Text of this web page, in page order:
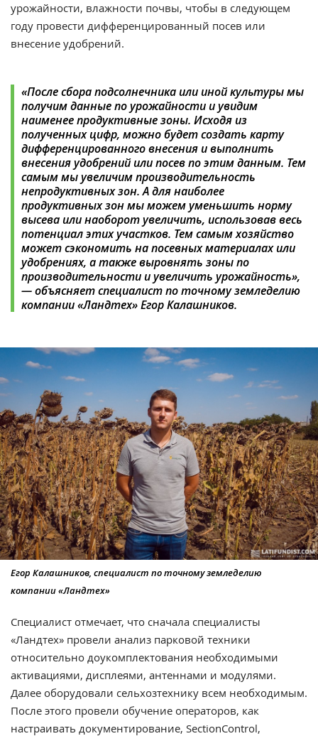
урожайности, влажности почвы, чтобы в следующем
году провести дифференцированный посев или
внесение удобрений.
«После сбора подсолнечника или иной культуры мы
получим данные по урожайности и увидим
наименее продуктивные зоны. Исходя из
полученных цифр, можно будет создать карту
дифференцированного внесения и выполнить
внесения удобрений или посев по этим данным. Тем
самым мы увеличим производительность
непродуктивных зон. А для наиболее
продуктивных зон мы можем уменьшить норму
высева или наоборот увеличить, использовав весь
потенциал этих участков. Тем самым хозяйство
может сэкономить на посевных материалах или
удобрениях, а также выровнять зоны по
производительности и увеличить урожайность»,
— объясняет специалист по точному земледелию
компании «Ландтех» Егор Калашников.
Егор Калашников, специалист по точному земледелию
компании «Ландтех»
Специалист отмечает, что сначала специалисты
«Ландтех» провели анализ парковой техники
относительно доукомплектования необходимыми
активациями, дисплеями, антеннами и модулями.
Далее оборудовали сельхозтехнику всем необходимым.
После этого провели обучение операторов, как
настраивать документирование, SectionControl,